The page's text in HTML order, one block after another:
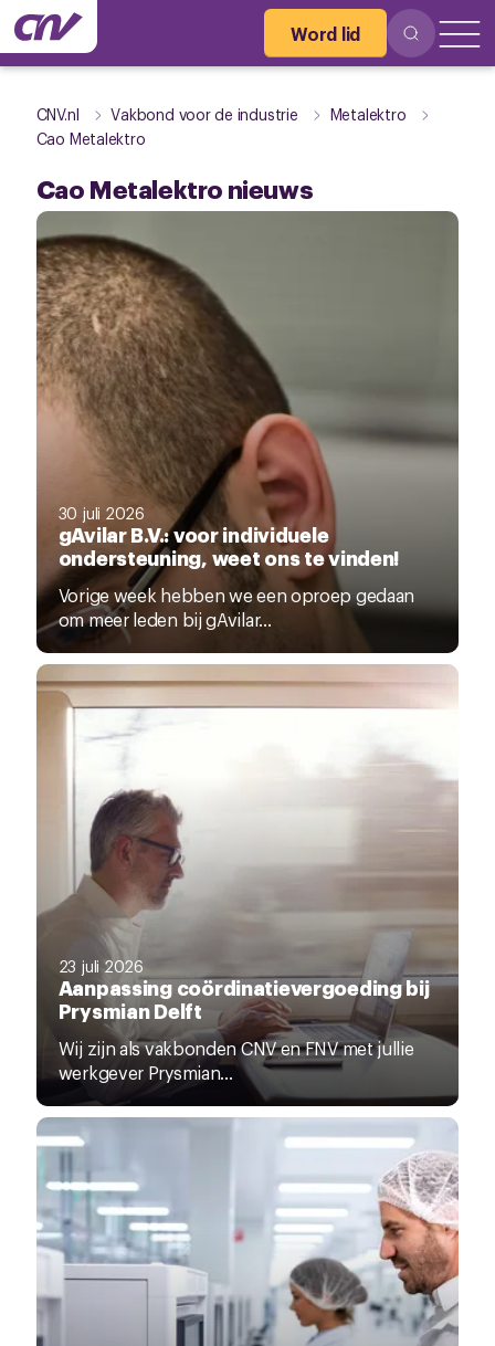
Word lid
CNV.nl Vakbond voor de industrie
Metalektro
Cao Metalektro
Cao Metalektro nieuws
30 juli 2026
gAvilar B.V.: voor individuele
ondersteuning, weet ons te vinden!
Vorige week hebben we een oproep gedaan
om meer leden bij gAvilar...
23 juli 2026
Aanpassing coördinatievergoeding bij
Prysmian Delft
Wij zijn als vakbonden CNV en FNV met jullie
werkgever Prysmian...